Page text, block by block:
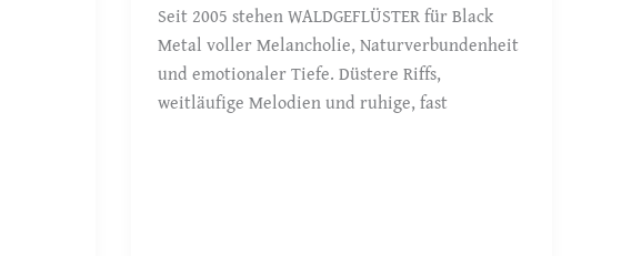
Seit 2005 stehen WALDGEFLÜSTER für Black
Metal voller Melancholie, Naturverbundenheit
und emotionaler Tiefe. Düstere Riffs,
weitläufige Melodien und ruhige, fast